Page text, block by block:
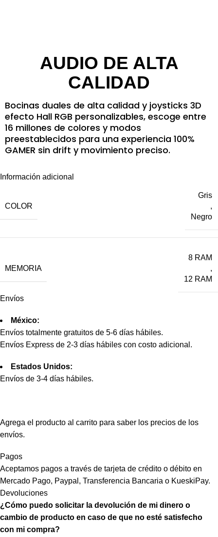
AUDIO DE ALTA
CALIDAD
Bocinas duales de alta calidad y joysticks 3D
efecto Hall RGB personalizables, escoge entre
16 millones de colores y modos
preestablecidos para una experiencia 100%
GAMER sin drift y movimiento preciso.
Información adicional
COLOR
Gris
,
Negro
MEMORIA
8 RAM
,
12 RAM
Envíos
México:
Envíos totalmente gratuitos de 5-6 días hábiles.
Envíos Express de 2-3 días hábiles con costo adicional.
Estados Unidos:
Envíos de 3-4 días hábiles.
Agrega el producto al carrito para saber los precios de los
envíos.
Pagos
Aceptamos pagos a través de tarjeta de crédito o débito en
Mercado Pago, Paypal, Transferencia Bancaria o KueskiPay.
Devoluciones
¿Cómo puedo solicitar la devolución de mi dinero o
cambio de producto en caso de que no esté satisfecho
con mi compra?